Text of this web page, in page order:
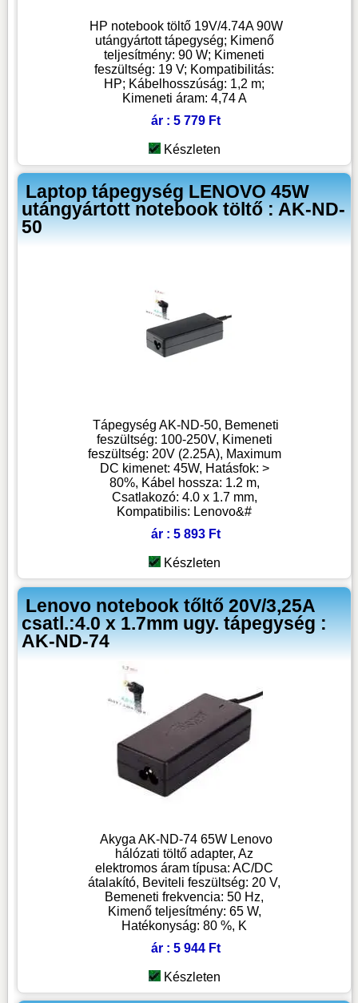
HP notebook töltő 19V/4.74A 90W
utángyártott tápegység; Kimenő
teljesítmény: 90 W; Kimeneti
feszültség: 19 V; Kompatibilitás:
HP; Kábelhosszúság: 1,2 m;
Kimeneti áram: 4,74 A
ár : 5 779 Ft
Készleten
Laptop tápegység LENOVO 45W
utángyártott notebook töltő : AK-ND-
50
Tápegység AK-ND-50, Bemeneti
feszültség: 100-250V, Kimeneti
feszültség: 20V (2.25A), Maximum
DC kimenet: 45W, Hatásfok: >
80%, Kábel hossza: 1.2 m,
Csatlakozó: 4.0 x 1.7 mm,
Kompatibilis: Lenovo&#
ár : 5 893 Ft
Készleten
Lenovo notebook tőltő 20V/3,25A
csatl.:4.0 x 1.7mm ugy. tápegység :
AK-ND-74
Akyga AK-ND-74 65W Lenovo
hálózati töltő adapter, Az
elektromos áram típusa: AC/DC
átalakító, Beviteli feszültség: 20 V,
Bemeneti frekvencia: 50 Hz,
Kimenő teljesítmény: 65 W,
Hatékonyság: 80 %, K
ár : 5 944 Ft
Készleten